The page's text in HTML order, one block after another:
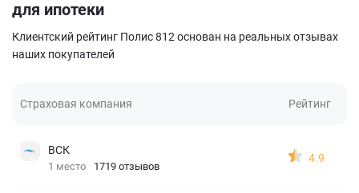
для ипотеки
Клиентский рейтинг Полис 812 основан на реальных отзывах
наших покупателей
Страховая компания Рейтинг
ВСК
1 место 1719 отзывов
4.9